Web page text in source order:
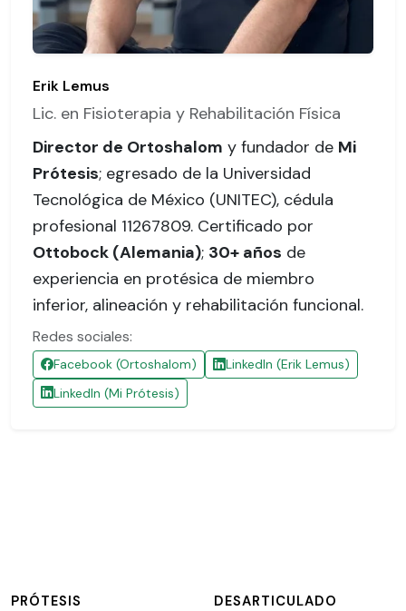
Erik Lemus
Lic. en Fisioterapia y Rehabilitación Física
Director de Ortoshalom y fundador de Mi
Prótesis; egresado de la Universidad
Tecnológica de México (UNITEC), cédula
profesional 11267809. Certificado por
Ottobock (Alemania); 30+ años de
experiencia en protésica de miembro
inferior, alineación y rehabilitación funcional.
Redes sociales:
Facebook (Ortoshalom)
LinkedIn (Erik Lemus)
LinkedIn (Mi Prótesis)
PRÓTESIS DESARTICULADO